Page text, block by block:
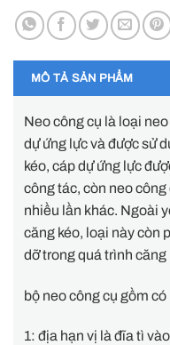
MÔ TẢ SẢN PHẨM
Neo công cụ là loại
dự ứng lực và được sử
kéo, cáp dự ứng lực
công tác, còn neo
nhiều lần khác. Ngoài
căng kéo, loại này còn
dỡ trong quá trình căng
bộ neo công cụ gồm
1: địa hạn vị là đĩa tì